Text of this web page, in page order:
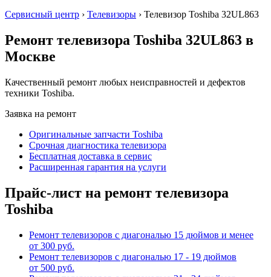
Сервисный центр › Телевизоры › Телевизор Toshiba 32UL863
Ремонт телевизора Toshiba 32UL863 в
Москве
Качественный ремонт любых неисправностей и дефектов
техники Toshiba.
Заявка на ремонт
Оригинальные запчасти Toshiba
Срочная диагностика телевизора
Бесплатная доставка в сервис
Расширенная гарантия на услуги
Прайс-лист на ремонт телевизора
Toshiba
Ремонт телевизоров с диагональю 15 дюймов и менее
от 300 руб.
Ремонт телевизоров с диагональю 17 - 19 дюймов
от 500 руб.